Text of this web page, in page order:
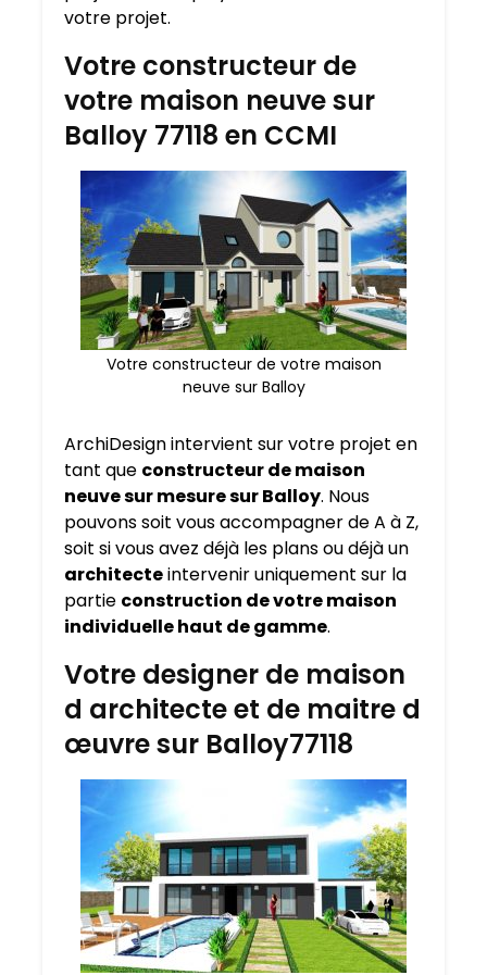
votre projet.
Votre constructeur de
votre maison neuve sur
Balloy 77118 en CCMI
Votre constructeur de votre maison
neuve sur Balloy
ArchiDesign intervient sur votre projet en
tant que constructeur de maison
neuve sur mesure surBalloy. Nous
pouvons soit vous accompagner de A à Z,
soit si vous avez déjà les plans ou déjà un
architecteintervenir uniquement sur la
partie construction de votre maison
individuelle haut de gamme.
Votre designer de maison
d architecte et de maitre d
œuvre sur Balloy77118